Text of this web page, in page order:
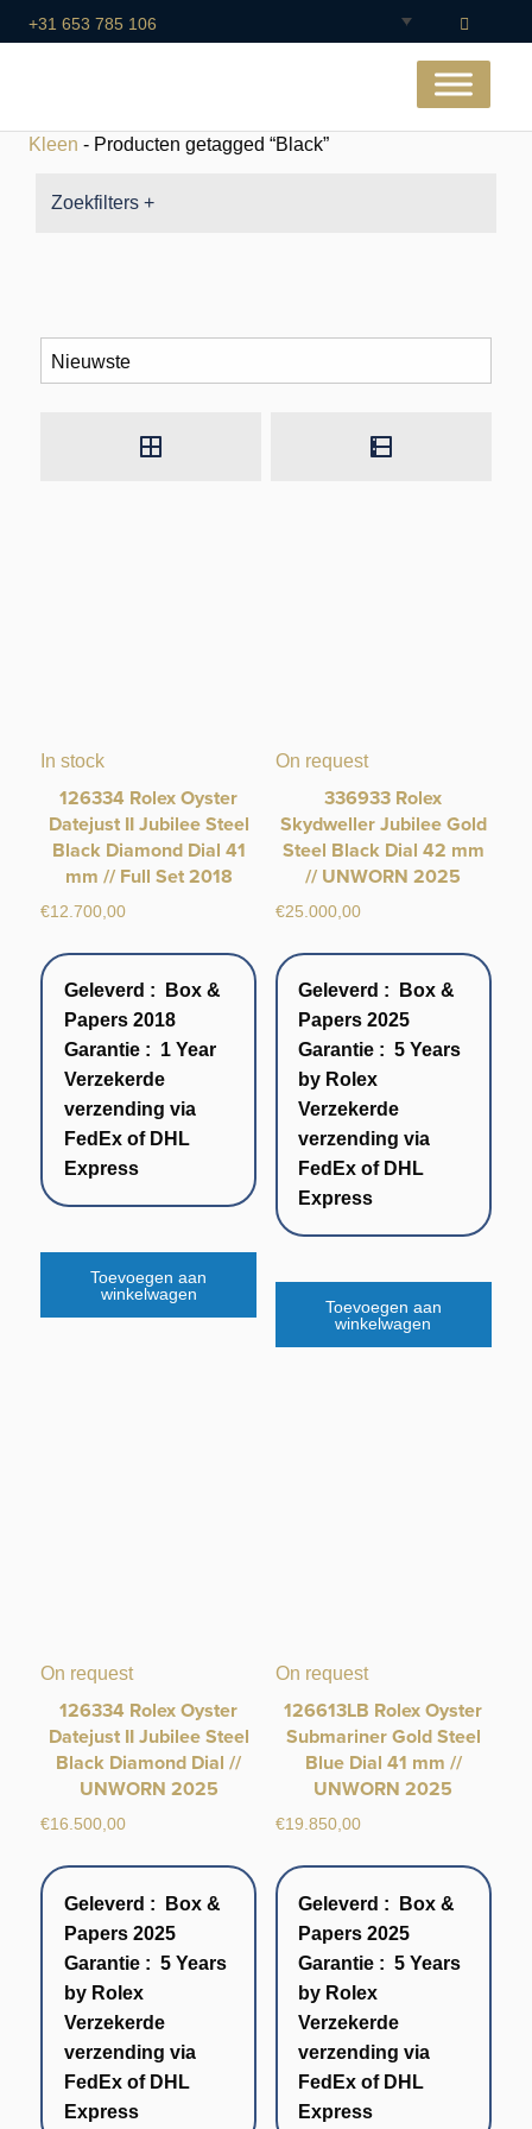
+31 653 785 106
Kleen - Producten getagged “Black”
Zoekfilters +
In stock
126334 Rolex Oyster
Datejust II Jubilee Steel
Black Diamond Dial 41
mm // Full Set 2018
€12.700,00
Geleverd : Box &
Papers 2018
Garantie : 1 Year
Verzekerde
verzending via
FedEx of DHL
Express
Toevoegen aan
winkelwagen
On request
336933 Rolex
Skydweller Jubilee Gold
Steel Black Dial 42 mm
// UNWORN 2025
€25.000,00
Geleverd : Box &
Papers 2025
Garantie : 5 Years
by Rolex
Verzekerde
verzending via
FedEx of DHL
Express
Toevoegen aan
winkelwagen
On request
126334 Rolex Oyster
Datejust II Jubilee Steel
Black Diamond Dial //
UNWORN 2025
€16.500,00
Geleverd : Box &
Papers 2025
Garantie : 5 Years
by Rolex
Verzekerde
verzending via
FedEx of DHL
Express
On request
126613LB Rolex Oyster
Submariner Gold Steel
Blue Dial 41 mm //
UNWORN 2025
€19.850,00
Geleverd : Box &
Papers 2025
Garantie : 5 Years
by Rolex
Verzekerde
verzending via
FedEx of DHL
Express